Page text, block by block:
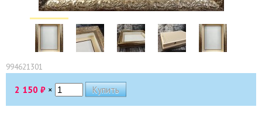
994621301
2 150 ₽ ×